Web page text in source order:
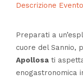
Descrizione Evento
Preparati a
cuore del Sannio,
Apollosati
enogastronomica